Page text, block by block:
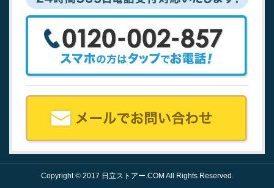
Copyright©2017 日立ストアー.COM All Rights Reserved.